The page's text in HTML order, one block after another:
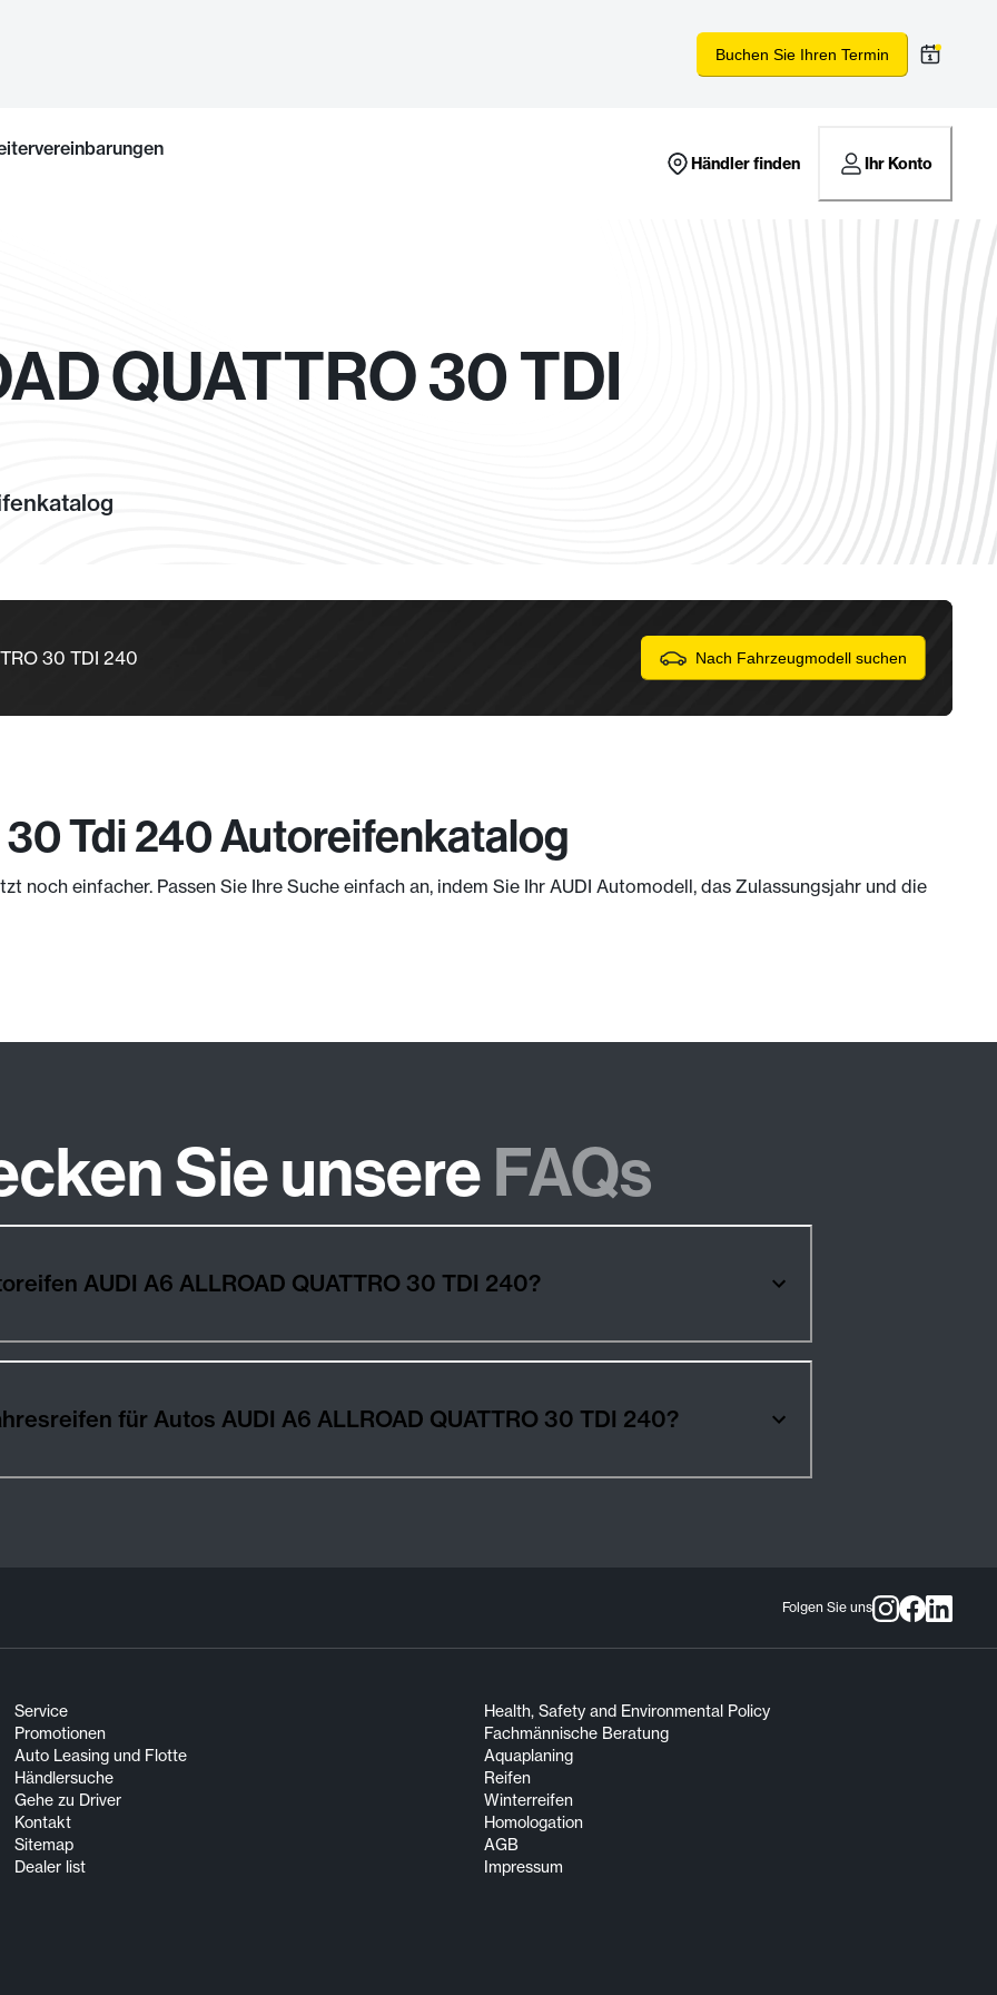
Buchen Sie Ihren Termin
Händler finden Ihr Konto
QUATTRO 30 TDI
30 TDI 240 Nach Fahrzeugmodell suchen
Tdi 240 Autoreifenkatalog
noch einfacher. Passen Sie Ihre Suche einfach an, indem Sie Ihr AUDI Automodell, das Zulassungsjahr und die
Sie unsereFAQs
Wie wählt man die besten Autoreifen AUDI A6 ALLROAD QUATTRO 30 TDI 240?
Winter-, Sommer- und Ganzjahresreifen für Autos AUDI A6 ALLROAD QUATTRO 30 TDI 240?
Folgen Sie uns
Service
Promotionen
Auto Leasing und Flotte
Händlersuche
Gehe zu Driver
Kontakt
Sitemap
Dealer list
Health, Safety and Environmental Policy
Fachmännische Beratung
Aquaplaning
Reifen
Winterreifen
Homologation
AGB
Impressum